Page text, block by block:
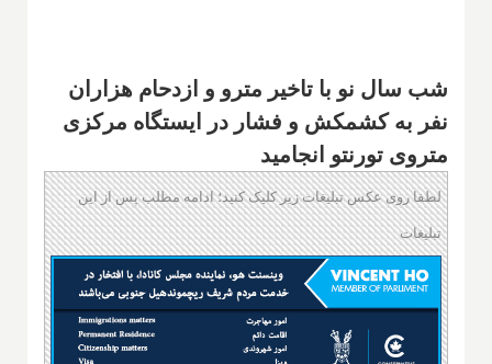
شب سال نو با تاخیر مترو و ازدحام هزاران
نفر به کشمکش و فشار در ایستگاه مرکزی
متروی تورنتو انجامید
لطفا روی عکس تبلیغات زیر کلیک کنید؛ ادامه مطلب پس از این
تبلیغات